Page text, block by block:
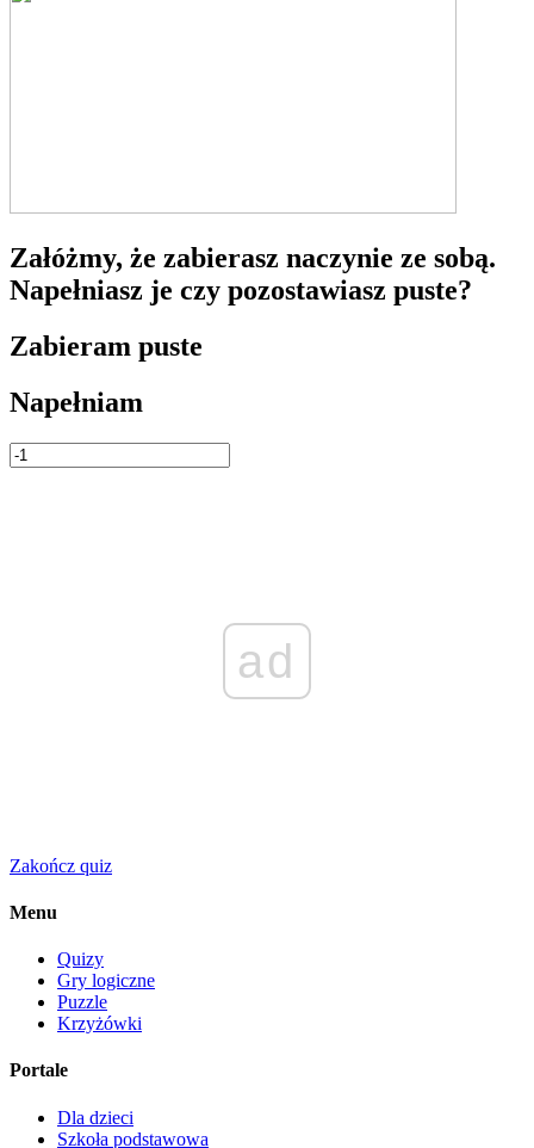
Załóżmy, że zabierasz naczynie ze sobą.
Napełniasz je czy pozostawiasz puste?
Zabieram puste
Napełniam
ad
Zakończ quiz
Menu
Quizy
Gry logiczne
Puzzle
Krzyżówki
Portale
Dla dzieci
Szkoła podstawowa